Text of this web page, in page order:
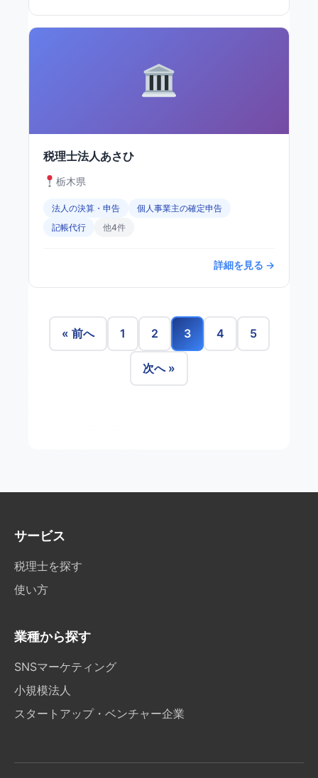
税理士法人あさひ
栃木県
法人の決算・申告
個人事業主の確定申告
記帳代行
他4件
詳細を見る →
« 前へ 1 2 3 4 5
次へ »
サービス
税理士を探す
使い方
業種から探す
SNSマーケティング
小規模法人
スタートアップ・ベンチャー企業